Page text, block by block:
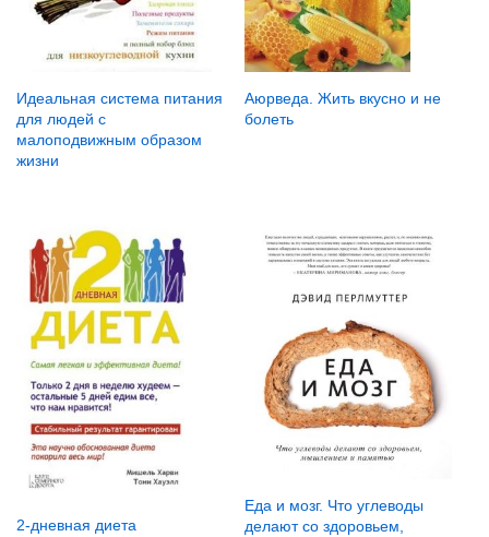
Идеальная система питания
для людей с
малоподвижным образом
жизни
Аюрведа. Жить вкусно и не
болеть
2-дневная диета
Еда и мозг. Что углеводы
делают со здоровьем,